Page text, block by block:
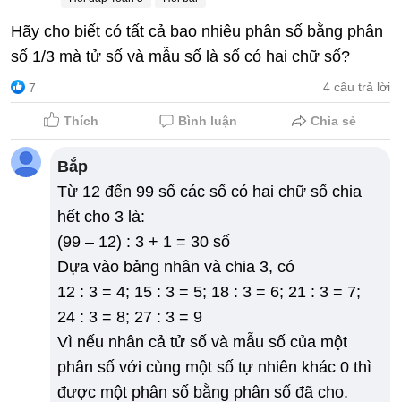
Hãy cho biết có tất cả bao nhiêu phân số bằng phân
số 1/3 mà tử số và mẫu số là số có hai chữ số?
7 4 câu trả lời
Thích Bình luận Chia sẻ
Bắp
Từ 12 đến 99 số các số có hai chữ số chia
hết cho 3 là:
(99 – 12) : 3 + 1 = 30 số
Dựa vào bảng nhân và chia 3, có
12 : 3 = 4; 15 : 3 = 5; 18 : 3 = 6; 21 : 3 = 7;
24 : 3 = 8; 27 : 3 = 9
Vì nếu nhân cả tử số và mẫu số của một
phân số với cùng một số tự nhiên khác 0 thì
được một phân số bằng phân số đã cho.